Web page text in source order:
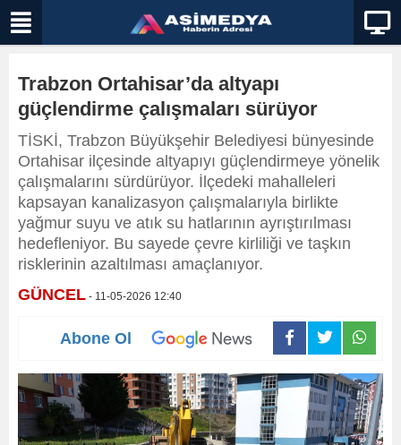
Trabzon Ortahisar’da altyapı
güçlendirme çalışmaları sürüyor
TİSKİ, Trabzon Büyükşehir Belediyesi bünyesinde
Ortahisar ilçesinde altyapıyı güçlendirmeye yönelik
çalışmalarını sürdürüyor. İlçedeki mahalleleri
kapsayan kanalizasyon çalışmalarıyla birlikte
yağmur suyu ve atık su hatlarının ayrıştırılması
hedefleniyor. Bu sayede çevre kirliliği ve taşkın
risklerinin azaltılması amaçlanıyor.
GÜNCEL - 11-05-2026 12:40
Abone Ol